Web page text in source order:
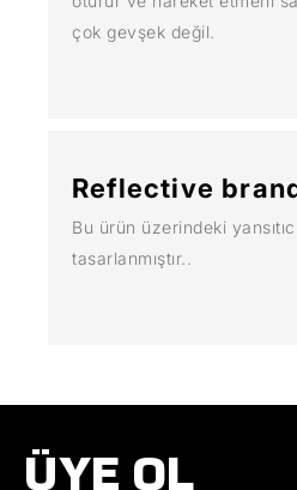
çok gevşek değil.
Reflective
Bu ürün üzerindeki
tasarlanmıştır..
ÜYE OL